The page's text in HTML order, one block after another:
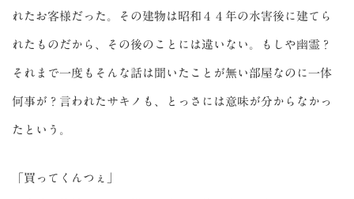
れたお客様だった。その建物は昭和４４年の水害後に建てら
れたものだから、その後のことには違いない。もしや幽霊？
それまで一度もそんな話は聞いたことが無い部屋なのに一体
何事が？言われたサキノも、とっさには意味が分からなかっ
たという。
「買ってくんつぇ」